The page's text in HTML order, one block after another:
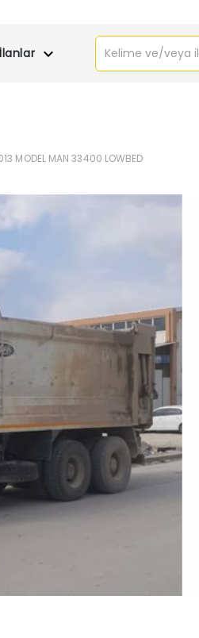
İlanlar
MODEL MAN 33400 LOWBED